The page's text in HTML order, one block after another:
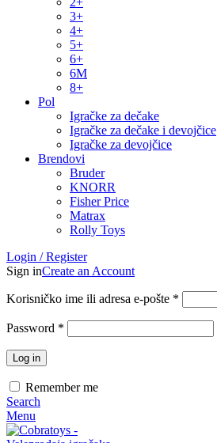
3+
4+
5+
6+
6M
8+
Pol
Igračke za dečake
Igračke za dečake i devojčice
Igračke za devojčice
Brendovi
Bruder
KNORR
Fisher Price
Matrax
Rolly Toys
Login / Register
Sign inCreate an Account
Korisničko ime ili adresa e-pošte *
Password *
Log in
Remember me
Search
Menu